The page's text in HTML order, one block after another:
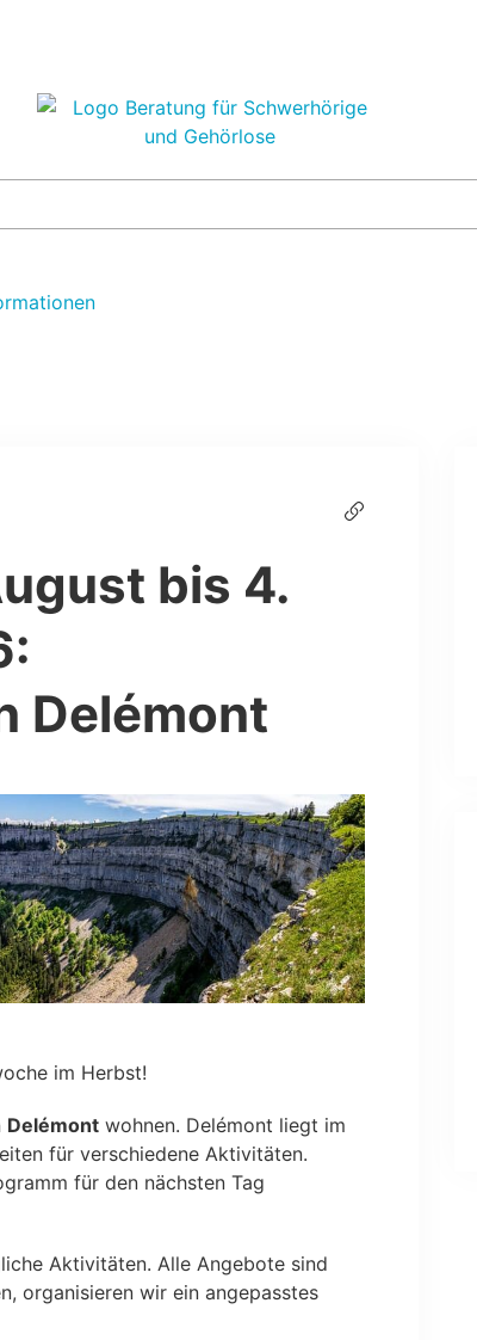
bis 4.
Delémont
im Herbst!
Delémont wohnen. Delémont liegt im
für verschiedene Aktivitäten.
für den nächsten Tag
Aktivitäten. Alle Angebote sind
organisieren wir ein angepasstes